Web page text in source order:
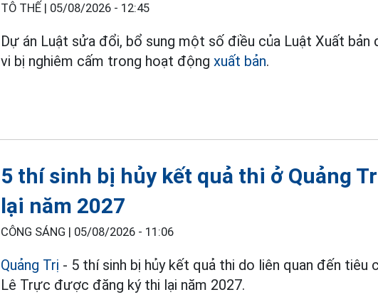
TÔ THẾ | 05/08/2026 - 12:45
Dự án Luật sửa đổi, bổ sung một số điều của Luật Xuất bản
vi bị nghiêm cấm trong hoạt độngxuất bản.
5 thí sinh bị hủy kết quả thi ở Quảng
lại năm 2027
CÔNG SÁNG | 05/08/2026 - 11:06
Quảng Trị - 5 thí sinh bị hủy kết quả thi do liên quan đến
Lê Trực được đăng ký thi lại năm 2027.